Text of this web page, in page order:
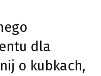
dla
o kubkach,